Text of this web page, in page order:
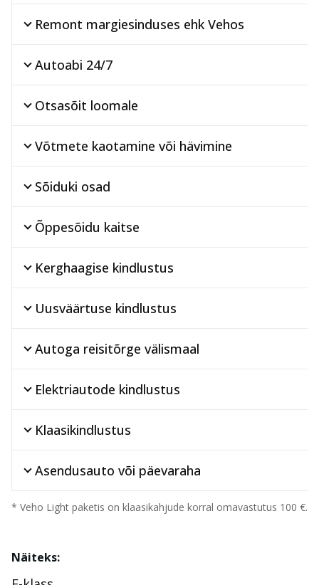
Remont margiesinduses ehk Vehos
Autoabi 24/7
Otsasõit loomale
Võtmete kaotamine või hävimine
Sõiduki osad
Õppesõidu kaitse
Kerghaagise kindlustus
Uusväärtuse kindlustus
Autoga reisitõrge välismaal
Elektriautode kindlustus
Klaasikindlustus
Asendusauto või päevaraha
* Veho Light paketis on klaasikahjude korral omavastutus 100 €.
Näiteks: